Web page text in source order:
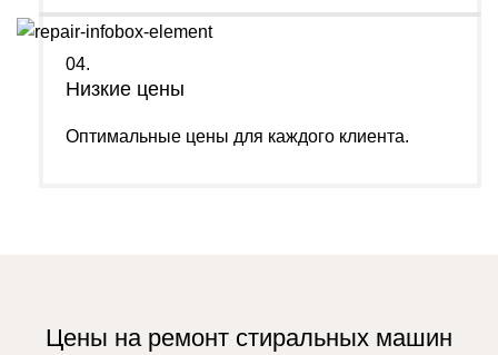
04.
Низкие цены
Оптимальные цены для каждого клиента.
Цены на ремонт стиральных машин